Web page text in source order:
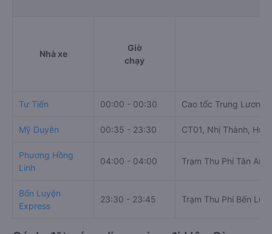
Nhà xe
Giờ
chạy
Tư Tiến 00:00 - 00:30 Cao tốc Trung Lương
Mỹ Duyên 00:35 - 23:30 CT01, Nhị Thành,
Phương Hồng
Linh
04:00 - 04:00 Trạm Thu Phí Tân An
Bốn Luyện
Express
23:30 - 23:45 Trạm Thu Phí Bến Lức